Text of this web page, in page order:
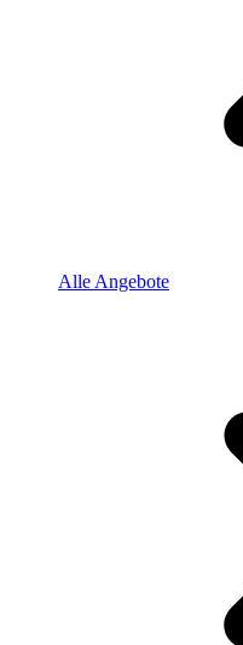
Alle Angebote